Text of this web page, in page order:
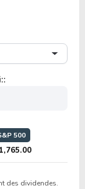
2.87%
500
des dividendes.